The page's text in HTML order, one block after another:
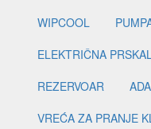
WIPCOOL
ELEKTRIČNA
REZERVOAR
VREĆA ZA PRANJE